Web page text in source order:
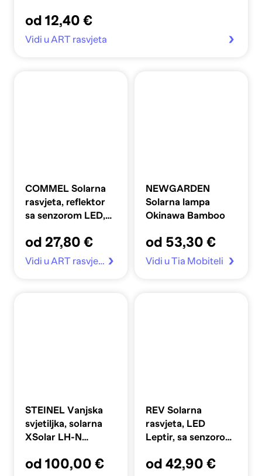
od 12,40 €
Vidi u ART rasvjeta
COMMEL Solarna
rasvjeta, reflektor
sa senzorom LED,
4000K, IP44
od 27,80 €
Vidi u ART rasvjeta
NEWGARDEN
Solarna lampa
Okinawa Bamboo
od 53,30 €
Vidi u Tia Mobiteli
STEINEL Vanjska
svjetiljka, solarna
XSolar LH-N
od 100,00 €
REV Solarna
rasvjeta, LED
Leptir, sa senzorom,
od 42,90 €